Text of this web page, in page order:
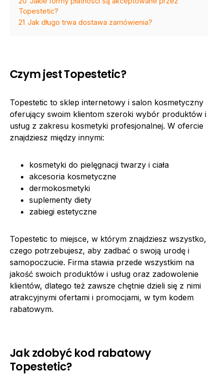
Topestetic?
21 Jak długo trwa dostawa zamówienia?
Czym jest Topestetic?
Topestetic to sklep internetowy i salon kosmetyczny
oferujący swoim klientom szeroki wybór produktów i
usług z zakresu kosmetyki profesjonalnej. W ofercie
znajdziesz między innymi:
kosmetyki do pielęgnacji twarzy i ciała
akcesoria kosmetyczne
dermokosmetyki
suplementy diety
zabiegi estetyczne
Topestetic to miejsce, w którym znajdziesz wszystko,
czego potrzebujesz, aby zadbać o swoją urodę i
samopoczucie. Firma stawia przede wszystkim na
jakość swoich produktów i usług oraz zadowolenie
klientów, dlatego też zawsze chętnie dzieli się z nimi
atrakcyjnymi ofertami i promocjami, w tym kodem
rabatowym.
Jak zdobyć kod rabatowy
Topestetic?